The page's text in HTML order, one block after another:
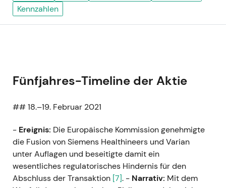
Kennzahlen
Fünfjahres-Timeline der Aktie
## 18.–19. Februar 2021
- Ereignis: Die Europäische Kommission genehmigte
die Fusion von Siemens Healthineers und Varian
unter Auflagen und beseitigte damit ein
wesentliches regulatorisches Hindernis für den
Abschluss der Transaktion [7]. - Narrativ: Mit dem